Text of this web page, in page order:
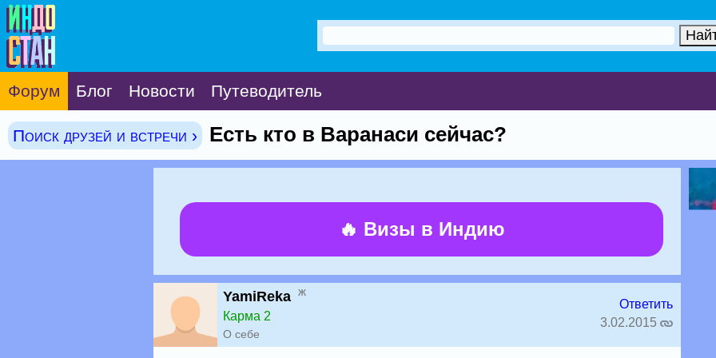
Форум Блог Новости Путеводитель
Поиск друзей и встречи › Есть кто в Варанаси сейчас?
🔥 Визы в Индию
YamiReka ж
Карма 2
О себе
Ответить
3.02.2015